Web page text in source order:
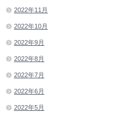
2022年11月
2022年10月
2022年9月
2022年8月
2022年7月
2022年6月
2022年5月